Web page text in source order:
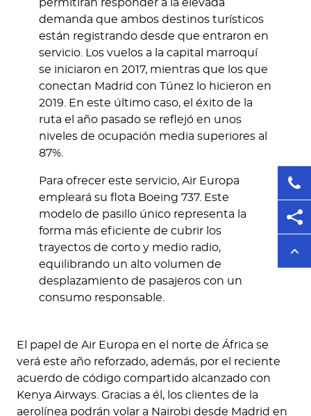
permitirán responder a la elevada
demanda que ambos destinos turísticos
están registrando desde que entraron en
servicio. Los vuelos a la capital marroquí
se iniciaron en 2017, mientras que los que
conectan Madrid con Túnez lo hicieron en
2019. En este último caso, el éxito de la
ruta el año pasado se reflejó en unos
niveles de ocupación media superiores al
87%.
Para ofrecer este servicio, Air Europa
empleará su flota Boeing 737. Este
modelo de pasillo único representa la
forma más eficiente de cubrir los
trayectos de corto y medio radio,
equilibrando un alto volumen de
desplazamiento de pasajeros con un
consumo responsable.
El papel de Air Europa en el norte de África se
verá este año reforzado, además, por el reciente
acuerdo de código compartido alcanzado con
Kenya Airways. Gracias a él, los clientes de la
aerolínea podrán volar a Nairobi desde Madrid en